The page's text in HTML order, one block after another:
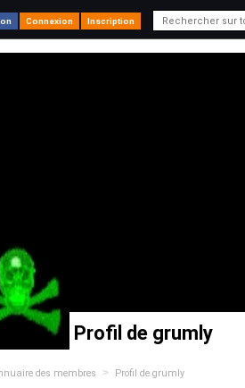
Connexion Inscription
Profil de grumly
des membres > Profil de grumly